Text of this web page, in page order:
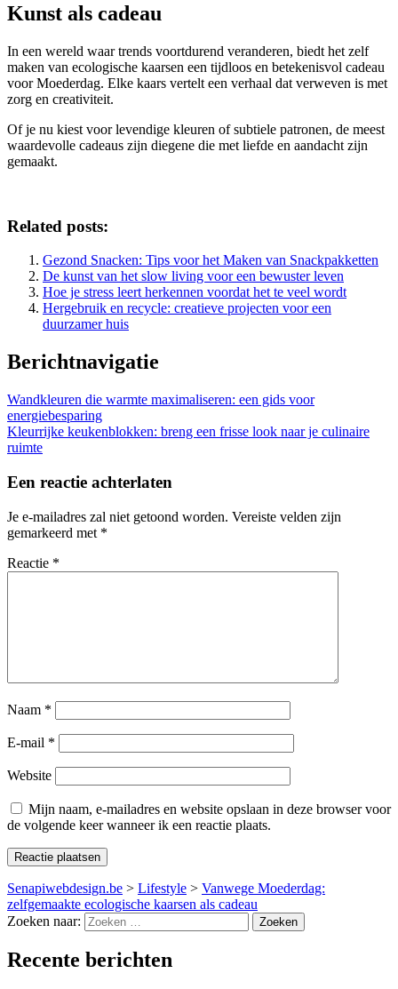
Kunst als cadeau
In een wereld waar trends voortdurend veranderen, biedt het zelf
maken van ecologische kaarsen een tijdloos en betekenisvol cadeau
voor Moederdag. Elke kaars vertelt een verhaal dat verweven is met
zorg en creativiteit.
Of je nu kiest voor levendige kleuren of subtiele patronen, de meest
waardevolle cadeaus zijn diegene die met liefde en aandacht zijn
gemaakt.
Related posts:
Gezond Snacken: Tips voor het Maken van Snackpakketten
De kunst van het slow living voor een bewuster leven
Hoe je stress leert herkennen voordat het te veel wordt
Hergebruik en recycle: creatieve projecten voor een
duurzamer huis
Berichtnavigatie
Wandkleuren die warmte maximaliseren: een gids voor
energiebesparing
Kleurrijke keukenblokken: breng een frisse look naar je culinaire
ruimte
Een reactie achterlaten
Je e-mailadres zal niet getoond worden. Vereiste velden zijn
gemarkeerd met *
Reactie *
Naam *
E-mail *
Website
Mijn naam, e-mailadres en website opslaan in deze browser voor
de volgende keer wanneer ik een reactie plaats.
Senapiwebdesign.be > Lifestyle > Vanwege Moederdag:
zelfgemaakte ecologische kaarsen als cadeau
Zoeken naar:
Recente berichten